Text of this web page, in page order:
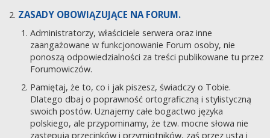
ZASADY OBOWIĄZUJĄCE NA FORUM.
Administratorzy, właściciele serwera oraz inne
zaangażowane w funkcjonowanie Forum osoby, nie
ponoszą odpowiedzialności za treści publikowane tu przez
Forumowiczów.
Pamiętaj, że to, co i jak piszesz, świadczy o Tobie.
Dlatego dbaj o poprawność ortograficzną i stylistyczną
swoich postów. Uznajemy całe bogactwo języka
polskiego, ale przypominamy, że tzw. mocne słowa nie
zastępują przecinków i przymiotników, zaś przez usta i